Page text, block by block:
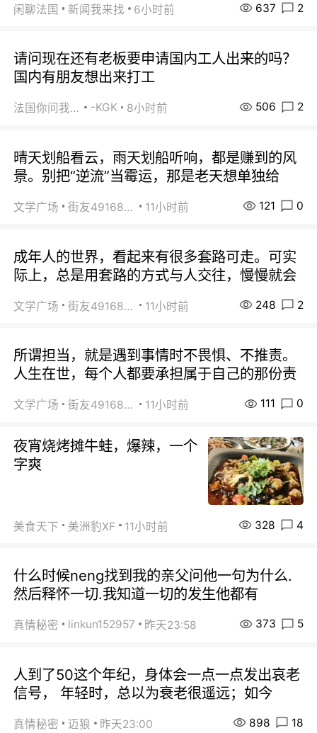
闲聊法国 新闻我来找 6小时前 637 2
请问现在还有老板要申请国内工人出来的吗？
国内有朋友想出来打工
法国你问我答 -KGK 8小时前 506 2
晴天划船看云，雨天划船听响，都是赚到的风
景。别把“逆流”当霉运，那是老天想单独给
文学广场 街友49168527 11小时前 121 0
成年人的世界，看起来有很多套路可走。可实
际上，总是用套路的方式与人交往，慢慢就会
文学广场 街友49168527 11小时前 248 2
所谓担当，就是遇到事情时不畏惧、不推责。
人生在世，每个人都要承担属于自己的那份责
文学广场 街友49168527 11小时前 111 0
夜宵烧烤摊牛蛙，爆辣，一个
字爽
美食天下 美洲豹XF 11小时前 328 4
什么时候neng找到我的亲父问他一句为什么.
然后释怀一切.我知道一切的发生他都有
真情秘密 linkun152957 昨天23:58 373 5
人到了50这个年纪，身体会一点一点发出哀老
信号， 年轻时，总以为衰老很遥远；如今
真情秘密 迈狼 昨天23:00 898 18